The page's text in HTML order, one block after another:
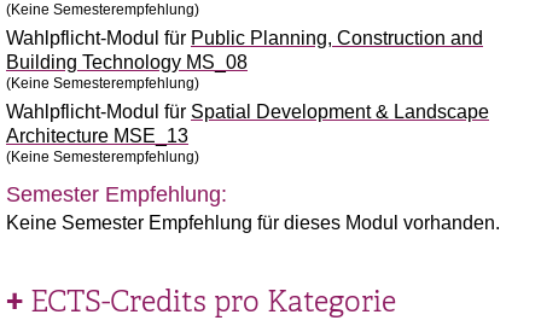
(Keine Semesterempfehlung)
Wahlpflicht-Modul für Public Planning, Construction and
Building Technology MS_08
(Keine Semesterempfehlung)
Wahlpflicht-Modul für Spatial Development & Landscape
Architecture MSE_13
(Keine Semesterempfehlung)
Semester Empfehlung:
Keine Semester Empfehlung für dieses Modul vorhanden.
ECTS-Credits pro Kategorie